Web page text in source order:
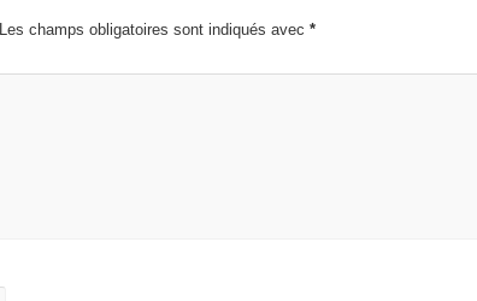
Les champs obligatoires sont indiqués avec *